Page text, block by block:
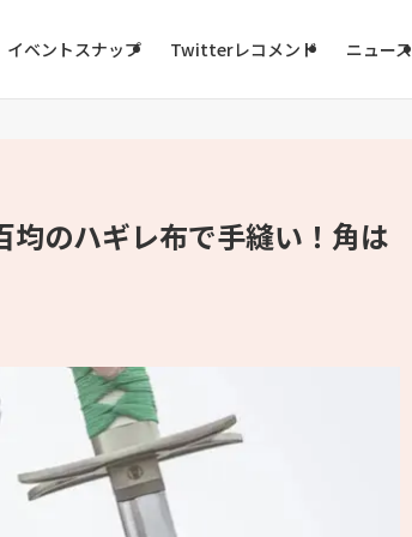
イベントスナップ Twitterレコメンド ニュース
均のハギレ布で手縫い！角は